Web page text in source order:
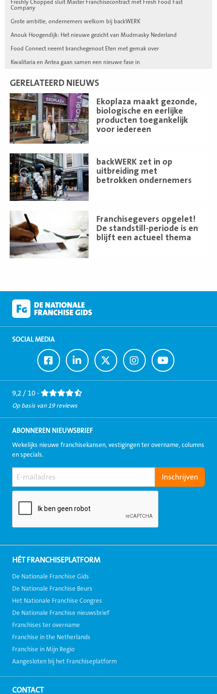
Freshly Chopped sluit Master Franchisecontract met Fresh Food Fast
Company
Grote ambitie, ondernemers welkom bij backWERK
Anouk Hoogendijk: Het nieuwe gezicht van Mudmasky Nederland
Food Connect neemt branchegenoot Eten met gemak over
Kwalitaria en Antea gaan samen een nieuwe fase in
GERELATEERD NIEUWS
Ekoplaza maakt gezonde,
biologische en eerlijke
producten toegankelijk
voor iedereen
Lees
meer
backWERK zet in op
uitbreiding met
betrokken ondernemers
Lees
meer
Franchisegevers opgelet!
De standstill-periode is en
blijft een actueel thema
Lees
meer
SOCIAL MEDIA
Ga
naar
Facebook
Ga
naar
LinkedIn
Ga
naar
Twitter
Ga
naar
Instagram
Ga
naar
Youtube
9,2 / 10 -
Op basis van 19 reviews
ABONNEREN NIEUWSBRIEF
Wekelijks nieuwe franchisekansen, vestigingen ter overname, columns
en specials.
HÉT FRANCHISEPLATFORM
De Nationale Franchise Gids
De Nationale Franchise Beurs
Het Nationale Franchise Congres
De Nationale Franchise nieuwsbrief
Franchises ter overname
Franchise in the Netherlands
Franchise in Mijn Regio
Aangesloten bij het Franchiseplatform
CONTACT